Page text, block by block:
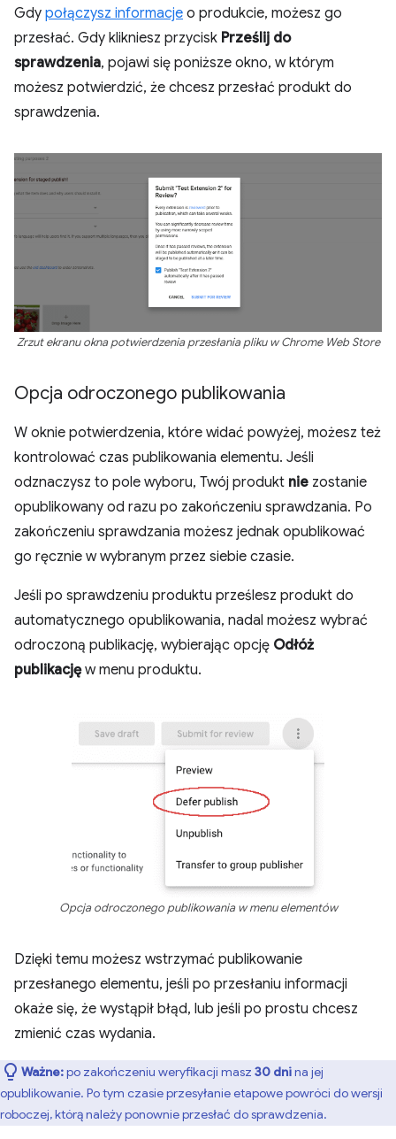
Gdy połączysz informacje o produkcie, możesz go
przesłać. Gdy klikniesz przycisk Prześlij do
sprawdzenia, pojawi się poniższe okno, w którym
możesz potwierdzić, że chcesz przesłać produkt do
sprawdzenia.
Zrzut ekranu okna potwierdzenia przesłania pliku w Chrome Web Store
Opcja odroczonego publikowania
W oknie potwierdzenia, które widać powyżej, możesz też
kontrolować czas publikowania elementu. Jeśli
odznaczysz to pole wyboru, Twój produkt nie zostanie
opublikowany od razu po zakończeniu sprawdzania. Po
zakończeniu sprawdzania możesz jednak opublikować
go ręcznie w wybranym przez siebie czasie.
Jeśli po sprawdzeniu produktu prześlesz produkt do
automatycznego opublikowania, nadal możesz wybrać
odroczoną publikację, wybierając opcję Odłóż
publikacjęw menu produktu.
Opcja odroczonego publikowania w menu elementów
Dzięki temu możesz wstrzymać publikowanie
przesłanego elementu, jeśli po przesłaniu informacji
okaże się, że wystąpił błąd, lub jeśli po prostu chcesz
zmienić czas wydania.
Ważne:po zakończeniu weryfikacji masz 30 dnina jej
opublikowanie. Po tym czasie przesyłanie etapowe powróci do wersji
roboczej, którą należy ponownie przesłać do sprawdzenia.